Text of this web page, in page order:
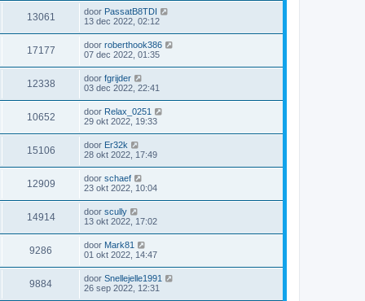
13061 door PassatB8TDI
13 dec 2022, 02:12
17177 door roberthook386
07 dec 2022, 01:35
12338 door fgrijder
03 dec 2022, 22:41
10652 door Relax_0251
29 okt 2022, 19:33
15106 door Er32k
28 okt 2022, 17:49
12909 door schaef
23 okt 2022, 10:04
14914 door scully
13 okt 2022, 17:02
9286 door Mark81
01 okt 2022, 14:47
9884 door Snellejelle1991
26 sep 2022, 12:31